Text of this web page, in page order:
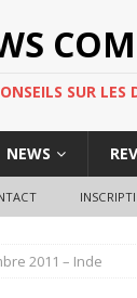
SUR LES
NEWS
2011 – Inde